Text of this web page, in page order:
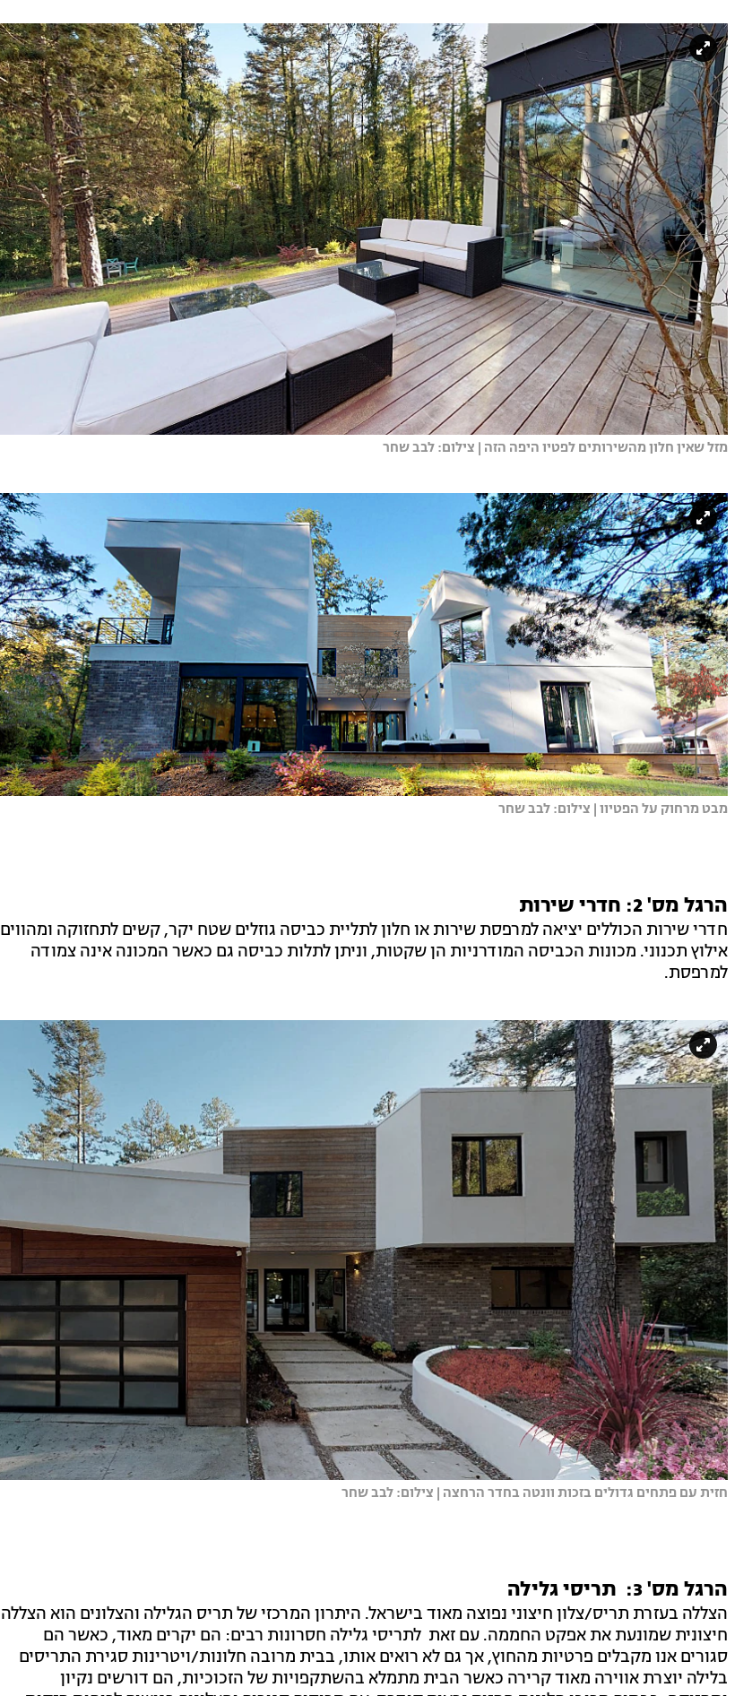
מזל שאין חלון מהשירותים לפטיו היפה הזה | צילום: לבב שחר
מבט מרחוק על הפטיוו | צילום: לבב שחר
הרגל מס' 2: חדרי שירות
חדרי שירות הכוללים יציאה למרפסת שירות או חלון לתליית כביסה גוזלים שטח יקר, קשים לתחזוקה ומהווים
אילוץ תכנוני. מכונות הכביסה המודרניות הן שקטות, וניתן לתלות כביסה גם כאשר המכונה אינה צמודה
למרפסת.
חזית עם פתחים גדולים בזכות וונטה בחדר הרחצה | צילום: לבב שחר
הרגל מס' 3: תריסי גלילה
הצללה בעזרת תריס/צלון חיצוני נפוצה מאוד בישראל. היתרון המרכזי של תריס הגלילה והצלונים הוא הצללה
חיצונית שמונעת את אפקט החממה. עם זאת לתריסי גלילה חסרונות רבים: הם יקרים מאוד, כאשר הם
סגורים אנו מקבלים פרטיות מהחוץ, אך גם לא רואים אותו, בבית מרובה חלונות/ויטרינות סגירת התריסים
בלילה יוצרת אווירה מאוד קרירה כאשר הבית מתמלא בהשתקפויות של הזכוכיות, הם דורשים נקיון